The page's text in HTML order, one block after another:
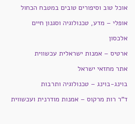
אוכל טוב וסיפורים טובים במטבח הכחול
אופלי – מדע, טכנולוגיה וסגנון חיים
אלכסון
ארטיס – אמנות ישראלית עכשווית
אתר מחזאי ישראל
בוינג-בוינג – טכנולוגיה ותרבות
ד"ר רות מרקוס – אמנות מודרנית ועכשווית